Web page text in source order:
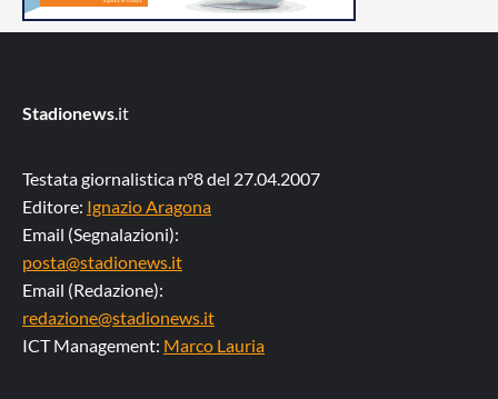
Stadionews.it
Testata giornalistica n°8 del 27.04.2007
Editore: Ignazio Aragona
Email (Segnalazioni):
posta@stadionews.it
Email (Redazione):
redazione@stadionews.it
ICT Management: Marco Lauria